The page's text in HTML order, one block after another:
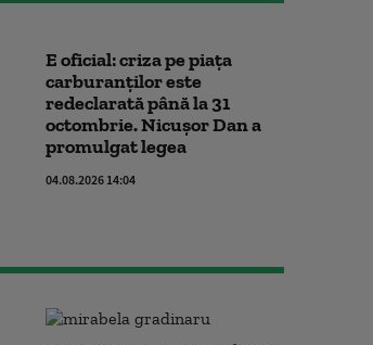
E oficial: criza pe piața
carburanților este
redeclarată până la 31
octombrie. Nicușor Dan a
promulgat legea
04.08.2026 14:04